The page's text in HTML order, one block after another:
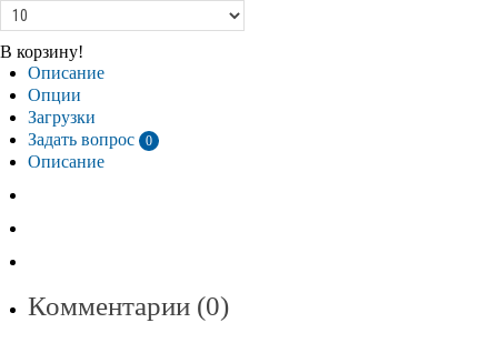
В корзину!
Описание
Опции
Загрузки
Задать вопрос
0
Описание
Комментарии (0)